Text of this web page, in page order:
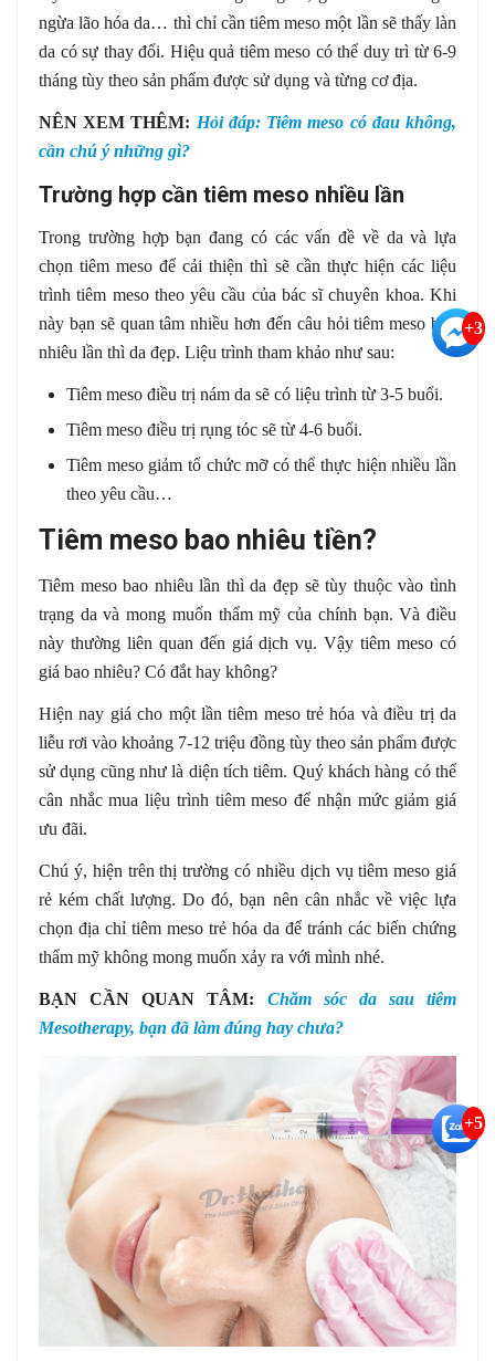
ngừa lão hóa da… thì chỉ cần tiêm meso một lần sẽ thấy làn
da có sự thay đổi. Hiệu quả tiêm meso có thể duy trì từ 6-9
tháng tùy theo sản phẩm được sử dụng và từng cơ địa.
NÊN XEM THÊM: Hỏi đáp: Tiêm meso có đau không,
cần chú ý những gì?
Trường hợp cần tiêm meso nhiều lần
Trong trường hợp bạn đang có các vấn đề về da và lựa
chọn tiêm meso để cải thiện thì sẽ cần thực hiện các liệu
trình tiêm meso theo yêu cầu của bác sĩ chuyên khoa. Khi
này bạn sẽ quan tâm nhiều hơn đến câu hỏi tiêm meso bao
nhiêu lần thì da đẹp. Liệu trình tham khảo như sau:
Tiêm meso điều trị nám da sẽ có liệu trình từ 3-5 buổi.
Tiêm meso điều trị rụng tóc sẽ từ 4-6 buổi.
Tiêm meso giảm tổ chức mỡ có thể thực hiện nhiều lần
theo yêu cầu…
Tiêm meso bao nhiêu tiền?
Tiêm meso bao nhiêu lần thì da đẹp sẽ tùy thuộc vào tình
trạng da và mong muốn thẩm mỹ của chính bạn. Và điều
này thường liên quan đến giá dịch vụ. Vậy tiêm meso có
giá bao nhiêu? Có đắt hay không?
Hiện nay giá cho một lần tiêm meso trẻ hóa và điều trị da
liễu rơi vào khoảng 7-12 triệu đồng tùy theo sản phẩm được
sử dụng cũng như là diện tích tiêm. Quý khách hàng có thể
cân nhắc mua liệu trình tiêm meso để nhận mức giảm giá
ưu đãi.
Chú ý, hiện trên thị trường có nhiều dịch vụ tiêm meso giá
rẻ kém chất lượng. Do đó, bạn nên cân nhắc về việc lựa
chọn địa chỉ tiêm meso trẻ hóa da để tránh các biến chứng
thẩm mỹ không mong muốn xảy ra với mình nhé.
BẠN CẦN QUAN TÂM:
Chăm sóc da sau tiêm
Mesotherapy, bạn đã làm đúng hay chưa?
+3
+5